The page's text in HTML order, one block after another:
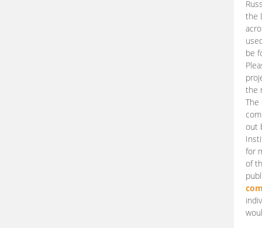
the
be
the
The
out
for
of